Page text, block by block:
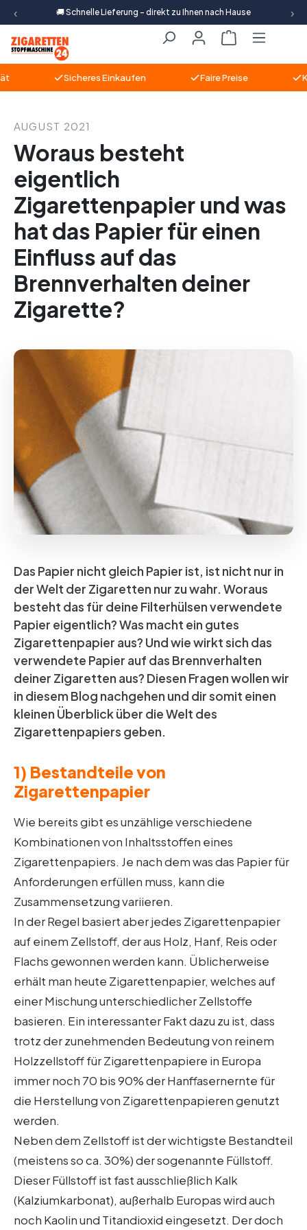
Zum Hauptinhalt springen
‹ 🚚 Schnelle Lieferung – direkt zu Ihnen nach Hause ›
Warenkorb
Sicheres Einkaufen Faire Preise
AUGUST 2021
Woraus besteht
eigentlich
Zigarettenpapier und was
hat das Papier für einen
Einfluss auf das
Brennverhalten deiner
Zigarette?
Das Papier nicht gleich Papier ist, ist nicht nur in
der Welt der Zigaretten nur zu wahr. Woraus
besteht das für deine Filterhülsen verwendete
Papier eigentlich? Was macht ein gutes
Zigarettenpapier aus? Und wie wirkt sich das
verwendete Papier auf das Brennverhalten
deiner Zigaretten aus? Diesen Fragen wollen wir
in diesem Blog nachgehen und dir somit einen
kleinen Überblick über die Welt des
Zigarettenpapiers geben.
1) Bestandteile von
Zigarettenpapier
Wie bereits gibt es unzählige verschiedene
Kombinationen von Inhaltsstoffen eines
Zigarettenpapiers. Je nach dem was das Papier für
Anforderungen erfüllen muss, kann die
Zusammensetzung variieren.
In der Regel basiert aber jedes Zigarettenpapier
auf einem Zellstoff, der aus Holz, Hanf, Reis oder
Flachs gewonnen werden kann. Üblicherweise
erhält man heute Zigarettenpapier, welches auf
einer Mischung unterschiedlicher Zellstoffe
basieren. Ein interessanter Fakt dazu zu ist, dass
trotz der zunehmenden Bedeutung von reinem
Holzzellstoff für Zigarettenpapiere in Europa
immer noch 70 bis 90% der Hanffasernernte für
die Herstellung von Zigarettenpapieren genutzt
werden.
Neben dem Zellstoff ist der wichtigste Bestandteil
(meistens so ca. 30%) der sogenannte Füllstoff.
Dieser Füllstoff ist fast ausschließlich Kalk
(Kalziumkarbonat), außerhalb Europas wird auch
noch Kaolin und Titandioxid eingesetzt. Der doch